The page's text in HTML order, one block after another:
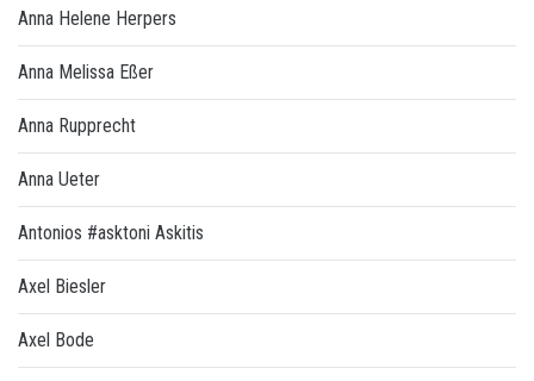
Anna Helene Herpers
Anna Melissa Eßer
Anna Rupprecht
Anna Ueter
Antonios #asktoni Askitis
Axel Biesler
Axel Bode